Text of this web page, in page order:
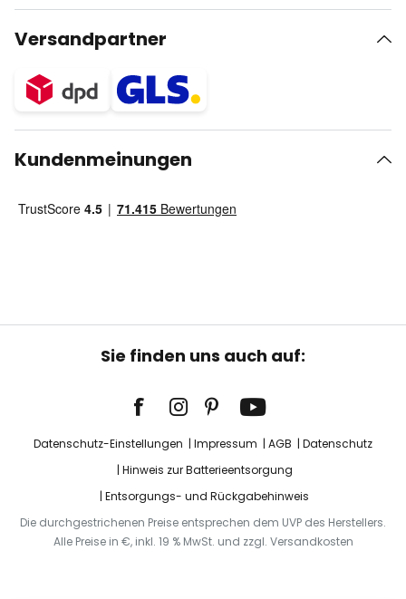
Versandpartner
Kundenmeinungen
Sie finden uns auch auf:
Datenschutz-Einstellungen Impressum AGB
Datenschutz
Hinweis zur Batterieentsorgung
Entsorgungs- und Rückgabehinweis
Die durchgestrichenen Preise entsprechen dem UVP des Herstellers.
Alle Preise in €, inkl. 19 % MwSt. und zzgl. Versandkosten